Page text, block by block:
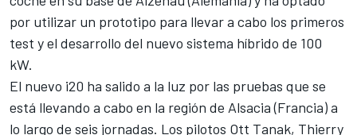
por utilizar un prototipo para llevar a cabo los primeros
test y el desarrollo del nuevo sistema híbrido de 100
kW.
El nuevo i20 ha salido a la luz por las pruebas que se
está llevando a cabo en la región de Alsacia (Francia) a
lo largo de seis jornadas. Los pilotos Ott Tanak, Thierry